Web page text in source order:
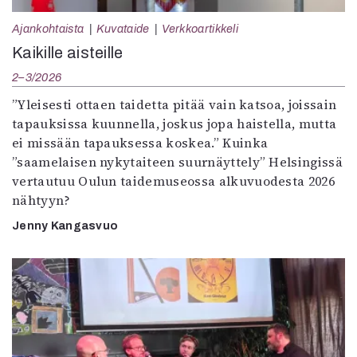
Ajankohtaista Kuvataide Verkkoartikkeli
Kaikille aisteille
2–3/2026
”Yleisesti ottaen taidetta pitää vain katsoa, joissain
tapauksissa kuunnella, joskus jopa haistella, mutta
ei missään tapauksessa koskea.” Kuinka
”saamelaisen nykytaiteen suurnäyttely” Helsingissä
vertautuu Oulun taidemuseossa alkuvuodesta 2026
nähtyyn?
Jenny Kangasvuo